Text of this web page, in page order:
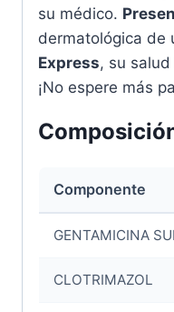
su médico.
dermatológica de
Express, su
¡No espere más
Componente
GENTAMICINA
CLOTRIMAZOL